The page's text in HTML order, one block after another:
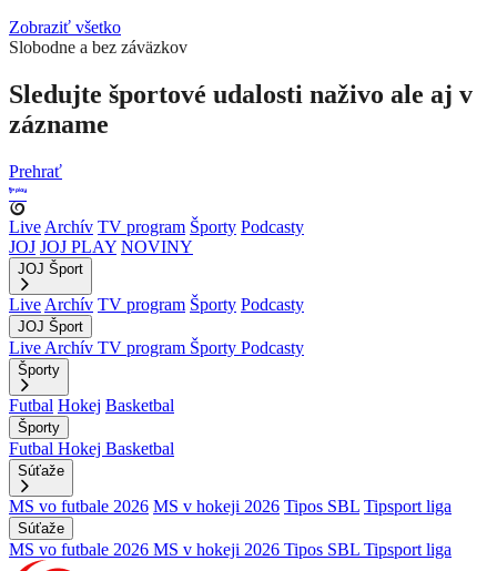
Zobraziť všetko
Slobodne a bez záväzkov
Sledujte športové udalosti naživo ale aj v
zázname
Prehrať
Live Archív TV program Športy Podcasty
JOJ JOJ PLAY NOVINY
JOJ Šport
Live Archív TV program Športy Podcasty
JOJ Šport
Live Archív TV program Športy Podcasty
Športy
Futbal Hokej Basketbal
Športy
Futbal Hokej Basketbal
Súťaže
MS vo futbale 2026 MS v hokeji 2026 Tipos SBL Tipsport liga
Súťaže
MS vo futbale 2026 MS v hokeji 2026 Tipos SBL Tipsport liga